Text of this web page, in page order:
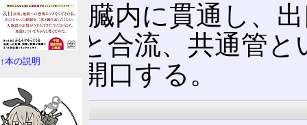
更に膵臓内に貫通し、
主膵管と合流、共通管
腸へと開口する。
疾病
↑本の説明